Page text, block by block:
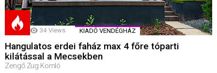
34 Views KIADÓ VENDÉGHÁZ
Hangulatos erdei faház max 4 főre tóparti
kilátással a Mecsekben
Zengő Zug Komló